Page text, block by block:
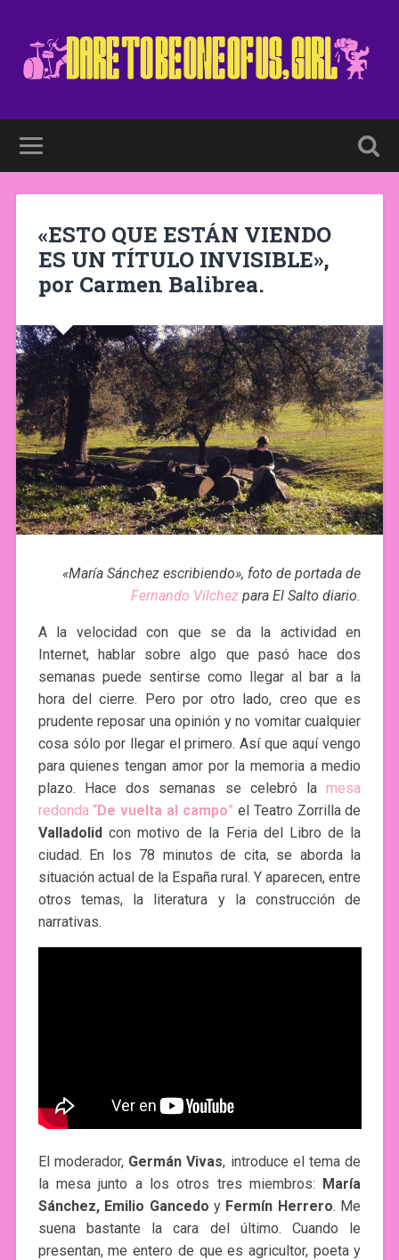
«ESTO QUE ESTÁN VIENDO
ES UN TÍTULO INVISIBLE»,
por Carmen Balibrea.
«María Sánchez escribiendo», foto de portada de
Fernando Vílchez para El Salto diario.
A la velocidad con que se da la actividad en
Internet, hablar sobre algo que pasó hace dos
semanas puede sentirse como llegar al bar a la
hora del cierre. Pero por otro lado, creo que es
prudente reposar una opinión y no vomitar cualquier
cosa sólo por llegar el primero. Así que aquí vengo
para quienes tengan amor por la memoria a medio
plazo. Hace dos semanas se celebró lamesa
redonda “De vuelta al campo” el Teatro Zorrilla de
Valladolid con motivo de la Feria del Libro de la
ciudad. En los 78 minutos de cita, se aborda la
situación actual de la España rural. Y aparecen, entre
otros temas, la literatura y la construcción de
narrativas.
El moderador, Germán Vivas, introduce el tema de
la mesa junto a los otros tres miembros: María
Sánchez, Emilio Gancedo y Fermín Herrero. Me
suena bastante la cara del último. Cuando le
presentan, me entero de que es agricultor, poeta y